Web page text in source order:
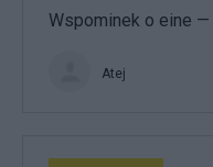
Wspominek o eine —
Atej